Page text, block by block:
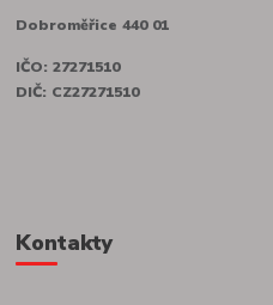
Dobroměřice 440 01
IČO: 27271510
DIČ: CZ27271510
Kontakty